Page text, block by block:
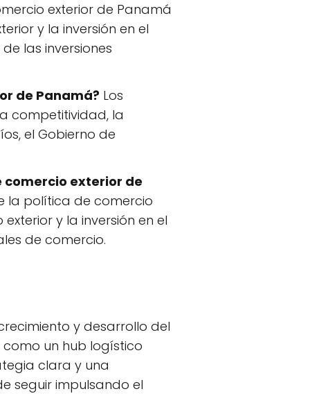
exterior de Panamá
y la inversión en el
las inversiones
de Panamá? Los
competitividad, la
el Gobierno de
comercio exterior de
la política de comercio
y la inversión en el
de comercio.
y desarrollo del
un hub logístico
clara y una
seguir impulsando el